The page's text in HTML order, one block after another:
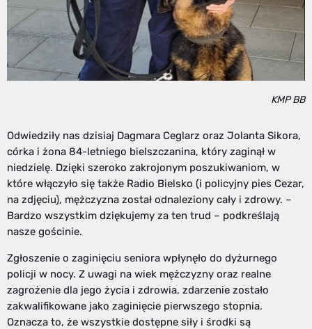
KMP BB
Odwiedziły nas dzisiaj Dagmara Ceglarz oraz Jolanta Sikora,
córka i żona 84-letniego bielszczanina, który zaginął w
niedzielę. Dzięki szeroko zakrojonym poszukiwaniom, w
które włączyło się także Radio Bielsko (i policyjny pies Cezar,
na zdjęciu), mężczyzna został odnaleziony cały i zdrowy. –
Bardzo wszystkim dziękujemy za ten trud – podkreślają
nasze gościnie.
Zgłoszenie o zaginięciu seniora wpłynęło do dyżurnego
policji w nocy. Z uwagi na wiek mężczyzny oraz realne
zagrożenie dla jego życia i zdrowia, zdarzenie zostało
zakwalifikowane jako zaginięcie pierwszego stopnia.
Oznacza to, że wszystkie dostępne siły i środki są